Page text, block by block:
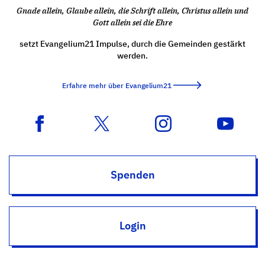
Gnade allein, Glaube allein, die Schrift allein, Christus allein und
Gott allein sei die Ehre
setzt Evangelium21 Impulse, durch die Gemeinden gestärkt
werden.
Erfahre mehr über Evangelium21
Spenden
Login